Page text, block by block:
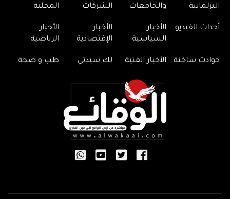
البرلمانية
والجامعات
الشركات
المحلية
أحداث الفيديو
الأخبار
السياسية
الأخبار
الإقتصادية
الأخبار
الرياضية
حوادث ساخنة الأخبار الفنية لك سيدتي طب و صحة